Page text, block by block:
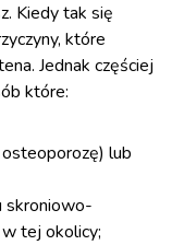
Kiedy tak się
które
Jednak częściej
które:
lub
skroniowo-
tej okolicy;